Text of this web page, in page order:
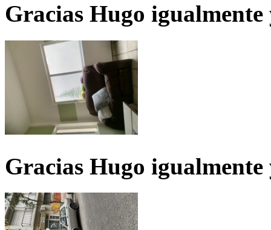
Gracias Hugo igualmente
Gracias Hugo igualmente